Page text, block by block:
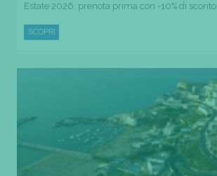
Estate 2026: prenota prima con -10% di sconto
SCOPRI